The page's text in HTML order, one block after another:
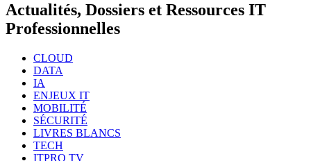
Actualités, Dossiers et Ressources IT
Professionnelles
CLOUD
DATA
IA
ENJEUX IT
MOBILITÉ
SÉCURITÉ
LIVRES BLANCS
TECH
ITPRO TV